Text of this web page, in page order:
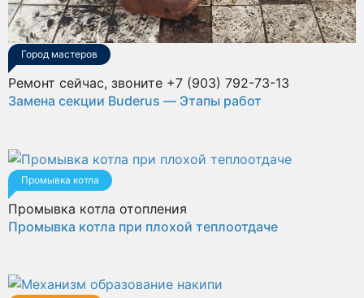
Город мастеров
Ремонт сейчас, звоните +7 (903) 792-73-13
Замена секции Buderus — Этапы работ
Промывка котла
Промывка котла отопления
Промывка котла при плохой теплоотдаче